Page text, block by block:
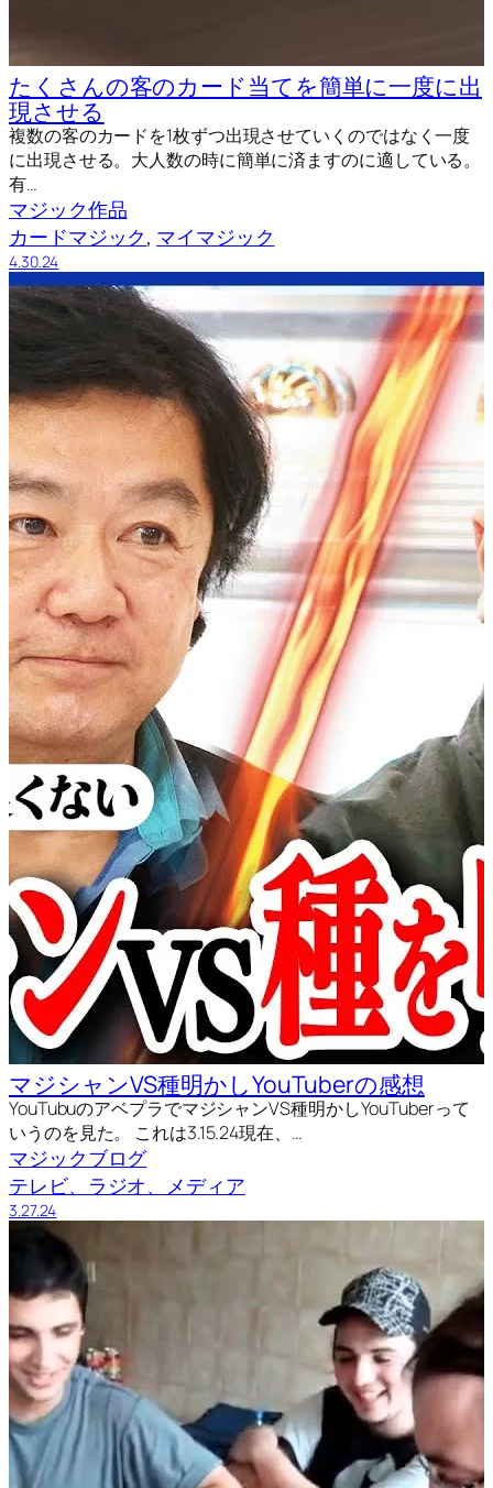
たくさんの客のカード当てを簡単に一度に出
現させる
複数の客のカードを1枚ずつ出現させていくのではなく一度
に出現させる。大人数の時に簡単に済ますのに適している。
有…
マジック作品
カードマジック, マイマジック
4.30.24
マジシャンVS種明かしYouTuberの感想
YouTubuのアベプラでマジシャンVS種明かしYouTuberって
いうのを見た。 これは3.15.24現在、…
マジックブログ
テレビ、ラジオ、メディア
3.27.24